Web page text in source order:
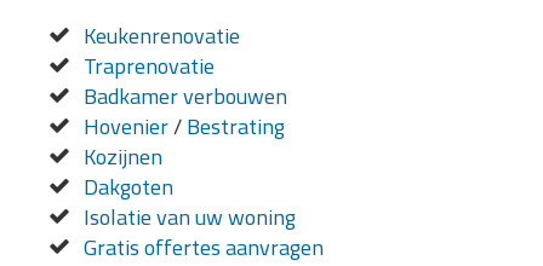
Keukenrenovatie
Traprenovatie
Badkamer verbouwen
Hovenier/Bestrating
Kozijnen
Dakgoten
Isolatie van uw woning
Gratis offertes aanvragen